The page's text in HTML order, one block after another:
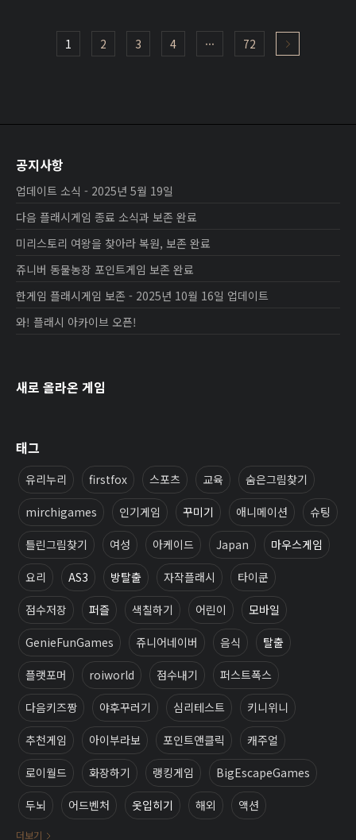
1 2 3 4 ··· 72
공지사항
업데이트 소식 - 2025년 5월 19일
다음 플래시게임 종료 소식과 보존 완료
미리스토리 여왕을 찾아라 복원, 보존 완료
쥬니버 동물농장 포인트게임 보존 완료
한게임 플래시게임 보존 - 2025년 10월 16일 업데이트
와! 플래시 아카이브 오픈!
새로 올라온 게임
태그
유리누리 firstfox 스포츠 교육 숨은그림찾기
mirchigames 인기게임 꾸미기 애니메이션 슈팅
틀린그림찾기 여성 아케이드 Japan 마우스게임
요리 AS3 방탈출 자작플래시 타이쿤
점수저장 퍼즐 색칠하기 어린이 모바일
GenieFunGames 쥬니어네이버 음식 탈출
플랫포머 roiworld 점수내기 퍼스트폭스
다음키즈짱 야후꾸러기 심리테스트 키니위니
추천게임 아이부라보 포인트앤클릭 캐주얼
로이월드 화장하기 랭킹게임 BigEscapeGames
두뇌 어드벤처 옷입히기 해외 액션
더보기